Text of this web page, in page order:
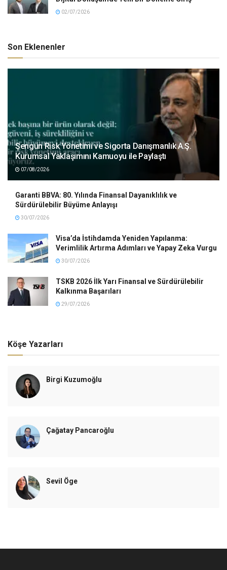
02/07/2026
Son Eklenenler
Şengün Risk Yönetimi ve Sigorta Danışmanlık A.Ş.
Kurumsal Yaklaşımını Kamuoyu ile Paylaştı
07/08/2026
Garanti BBVA: 80. Yılında Finansal Dayanıklılık ve
Sürdürülebilir Büyüme Anlayışı
30/07/2026
Visa’da İstihdamda Yeniden Yapılanma:
Verimlilik Artırma Adımları ve Yapay Zeka Vurgu
30/07/2026
TSKB 2026 İlk Yarı Finansal ve Sürdürülebilir
Kalkınma Başarıları
29/07/2026
Köşe Yazarları
Birgi Kuzumoğlu
Çağatay Pancaroğlu
Sevil Öge